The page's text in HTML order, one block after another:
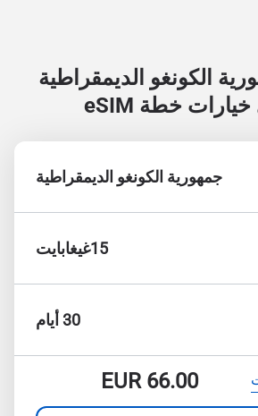
الكونغو الديمقراطية
خيارات خطة eSIM
جمهورية الكونغو الديمقراطية
15غيغابايت
30 أيام
EUR66.00